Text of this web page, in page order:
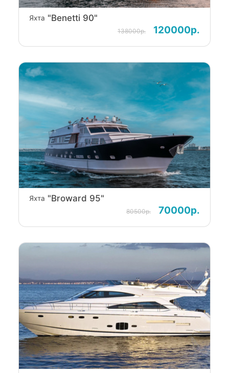
Яхта "Benetti 90"
138000р. 120000р.
Яхта "Broward 95"
80500р. 70000р.